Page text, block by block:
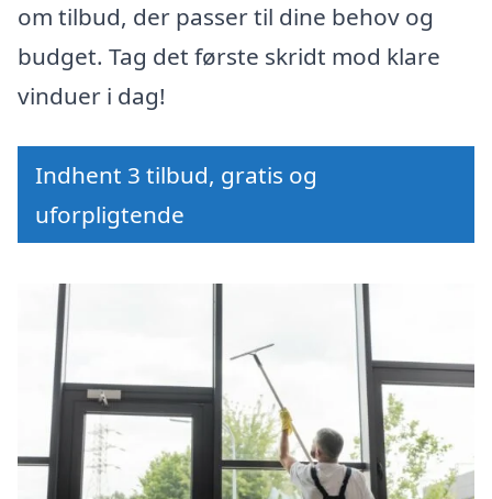
om tilbud, der passer til dine behov og
budget. Tag det første skridt mod klare
vinduer i dag!
Indhent 3 tilbud, gratis og
uforpligtende